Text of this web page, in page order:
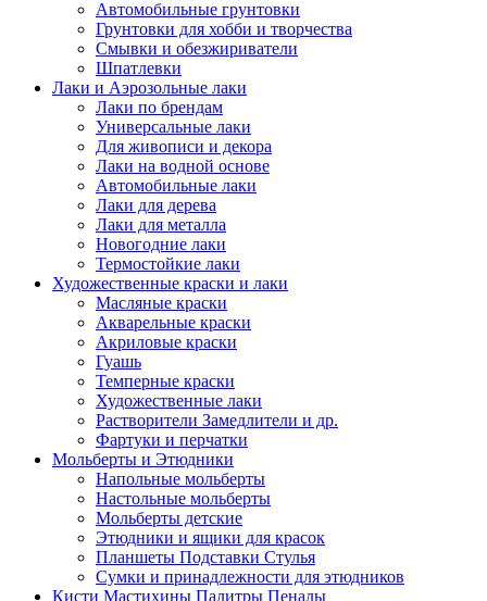
Автомобильные грунтовки
Грунтовки для хобби и творчества
Смывки и обезжириватели
Шпатлевки
Лаки и Аэрозольные лаки
Лаки по брендам
Универсальные лаки
Для живописи и декора
Лаки на водной основе
Автомобильные лаки
Лаки для дерева
Лаки для металла
Новогодние лаки
Термостойкие лаки
Художественные краски и лаки
Масляные краски
Акварельные краски
Акриловые краски
Гуашь
Темперные краски
Художественные лаки
Растворители Замедлители и др.
Фартуки и перчатки
Мольберты и Этюдники
Напольные мольберты
Настольные мольберты
Мольберты детские
Этюдники и ящики для красок
Планшеты Подставки Стулья
Сумки и принадлежности для этюдников
Кисти Мастихины Палитры Пеналы